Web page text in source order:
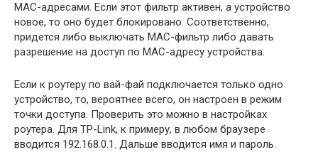
МАС-адресами. Если этот фильтр активен, а устройство
новое, то оно будет блокировано. Соответственно,
придется либо выключать МАС-фильтр либо давать
разрешение на доступ по МАС-адресу устройства.
Если к роутеру по вай-фай подключается только одно
устройство, то, вероятнее всего, он настроен в режим
точки доступа. Проверить это можно в настройках
роутера. Для TP-Link, к примеру, в любом браузере
вводится 192.168.0.1. Дальше вводится имя и пароль.